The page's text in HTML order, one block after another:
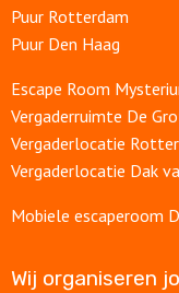
Puur Rotterdam
Puur Den Haag
Escape Room
Vergaderruimte De
Vergaderlocatie
Vergaderlocatie Dak
Mobiele escaperoom
Wij organiseren